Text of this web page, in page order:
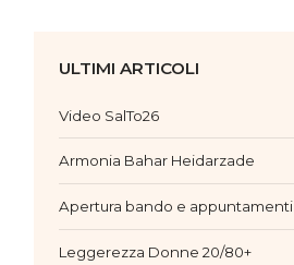
ULTIMI ARTICOLI
Video SalTo26
Armonia Bahar Heidarzade
Apertura bando e appuntamenti
Leggerezza Donne 20/80+